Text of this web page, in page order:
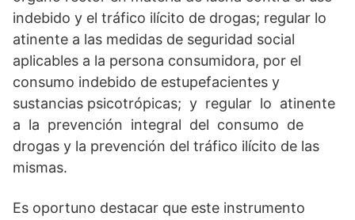
indebido y el tráfico ilícito de drogas; regular lo
atinente a las medidas de seguridad social
aplicables a la persona consumidora, por el
consumo indebido de estupefacientes y
sustancias psicotrópicas; y regular lo atinente
a la prevención integral del consumo de
drogas y la prevención del tráfico ilícito de las
mismas.
Es oportuno destacar que este instrumento